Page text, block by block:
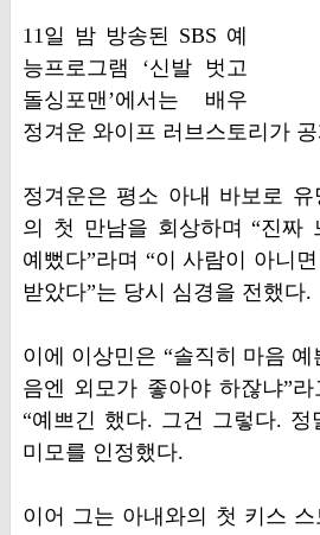
11일 밤 방송된 SBS 예
능프로그램 ‘신발 벗고
돌싱포맨’에서는 배우
정겨운 와이프 러브스토리가
정겨운은 평소 아내 바보로
의 첫 만남을 회상하며 “진짜
예뻤다”라며 “이 사람이 아니
받았다”는 당시 심경을 전했다.
이에 이상민은 “솔직히 마음
음엔 외모가 좋아야 하잖냐”
“예쁘긴 했다. 그건 그렇다. 정
미모를 인정했다.
이어 그는 아내와의 첫 키스